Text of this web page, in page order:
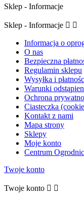
Sklep - Informacje
Sklep - Informacje  
Informacja o
O nas
Bezpieczna
Regulamin sklepu
Wysyłka i
Warunki
Ochrona
Ciasteczka
Kontakt z nami
Mapa strony
Sklepy
Moje konto
Centrum
Twoje konto
Twoje konto  